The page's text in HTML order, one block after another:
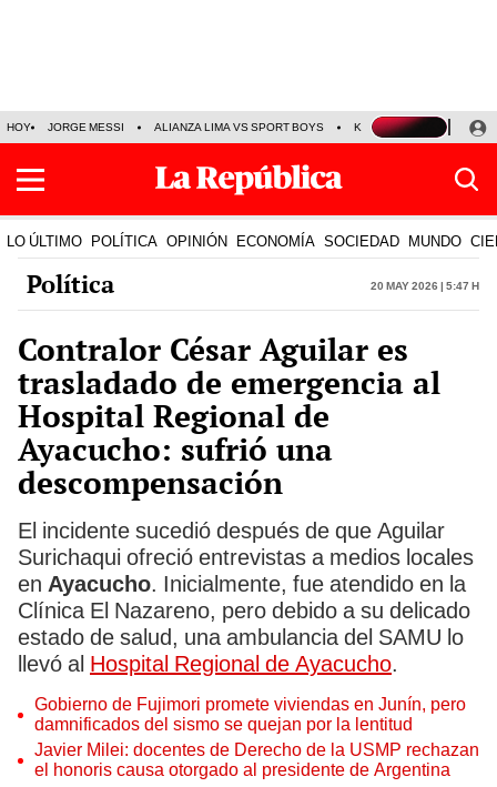
HOY JORGE MESSI ALIANZA LIMA VS SPORT BOYS KENJI FUJIMORI
LO ÚLTIMO POLÍTICA OPINIÓN ECONOMÍA SOCIEDAD MUNDO
Política 20 May 2026 | 5:47 h
Contralor César Aguilar es
trasladado de emergencia al
Hospital Regional de
Ayacucho: sufrió una
descompensación
El incidente sucedió después de que Aguilar
Surichaqui ofreció entrevistas a medios locales
en Ayacucho. Inicialmente, fue atendido en la
Clínica El Nazareno, pero debido a su delicado
estado de salud, una ambulancia del SAMU lo
llevó al Hospital Regional de Ayacucho.
Gobierno de Fujimori promete viviendas en Junín, pero
damnificados del sismo se quejan por la lentitud
Javier Milei: docentes de Derecho de la USMP rechazan
el honoris causa otorgado al presidente de Argentina